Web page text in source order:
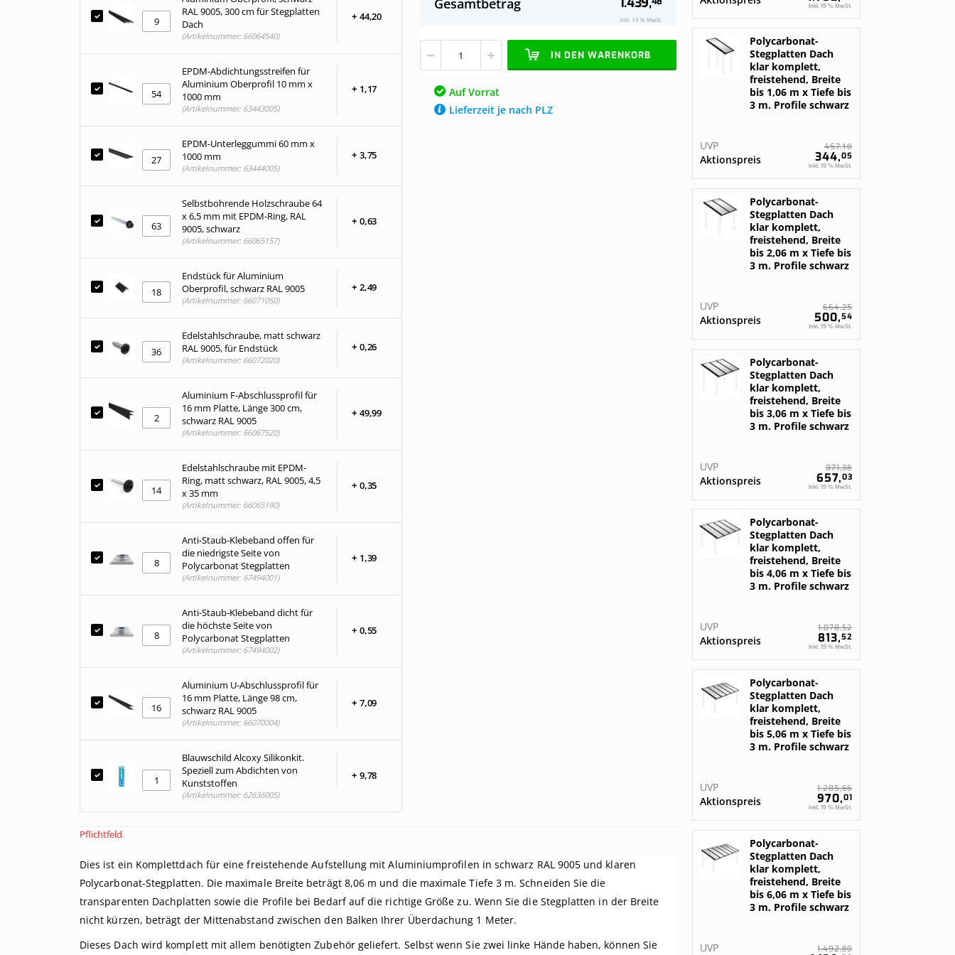
RAL 9005, 300 cm für Stegplatten
Dach
+ 44,20
(Artikelnummer: 66064540)
EPDM-Abdichtungsstreifen für
Aluminium Oberprofil 10 mm x
1000 mm
+ 1,17
(Artikelnummer: 63443005)
EPDM-Unterleggummi 60 mm x
1000 mm
+ 3,75
(Artikelnummer: 63444005)
Selbstbohrende Holzschraube 64
x 6,5 mm mit EPDM-Ring, RAL
9005, schwarz
+ 0,63
(Artikelnummer: 66065157)
Endstück für Aluminium
Oberprofil, schwarz RAL 9005
+ 2,49
(Artikelnummer: 66071050)
Edelstahlschraube, matt schwarz
RAL 9005, für Endstück
+ 0,26
(Artikelnummer: 66072020)
Aluminium F-Abschlussprofil für
16 mm Platte, Länge 300 cm,
schwarz RAL 9005
+ 49,99
(Artikelnummer: 66067520)
Edelstahlschraube mit EPDM-
Ring, matt schwarz, RAL 9005, 4,5
x 35 mm
+ 0,35
(Artikelnummer: 66065190)
Anti-Staub-Klebeband offen für
die niedrigste Seite von
Polycarbonat Stegplatten
+ 1,39
(Artikelnummer: 67494001)
Anti-Staub-Klebeband dicht für
die höchste Seite von
Polycarbonat Stegplatten
+ 0,55
(Artikelnummer: 67494002)
Aluminium U-Abschlussprofil für
16 mm Platte, Länge 98 cm,
schwarz RAL 9005
+ 7,09
(Artikelnummer: 66070004)
Blauwschild Alcoxy Silikonkit.
Speziell zum Abdichten von
Kunststoffen
+ 9,78
(Artikelnummer: 62636005)
Pflichtfeld
Stegplatten
freistehend,
Breite
bis
8,06
m
Vorrat
Gesamtbetrag
Inkl. 19 % MwSt.
IN DEN WARENKORB
Auf Vorrat
Lieferzeit je nach PLZ
Dies ist ein Komplettdach für eine freistehende Aufstellung mit Aluminiumprofilen in schwarz RAL 9005 und klaren
Polycarbonat-Stegplatten. Die maximale Breite beträgt 8,06 m und die maximale Tiefe 3 m. Schneiden Sie die
transparenten Dachplatten sowie die Profile bei Bedarf auf die richtige Größe zu. Wenn Sie die Stegplatten in der Breite
nicht kürzen, beträgt der Mittenabstand zwischen den Balken Ihrer Überdachung 1 Meter.
Dieses Dach wird komplett mit allem benötigten Zubehör geliefert. Selbst wenn Sie zwei linke Hände haben, können Sie
Inkl. 19 % MwSt.
Polycarbonat-
Stegplatten Dach
klar komplett,
freistehend, Breite
bis 1,06 m x Tiefe bis
3 m. Profile schwarz
Aktionspreis 344,05
UVP 457,10
Inkl. 19 % MwSt.
Polycarbonat-
Stegplatten Dach
klar komplett,
freistehend, Breite
bis 2,06 m x Tiefe bis
3 m. Profile schwarz
Aktionspreis 500,54
UVP 664,25
Inkl. 19 % MwSt.
Polycarbonat-
Stegplatten Dach
klar komplett,
freistehend, Breite
bis 3,06 m x Tiefe bis
3 m. Profile schwarz
Aktionspreis 657,03
UVP 871,38
Inkl. 19 % MwSt.
Polycarbonat-
Stegplatten Dach
klar komplett,
freistehend, Breite
bis 4,06 m x Tiefe bis
3 m. Profile schwarz
Aktionspreis 813,52
UVP 1.078,52
Inkl. 19 % MwSt.
Polycarbonat-
Stegplatten Dach
klar komplett,
freistehend, Breite
bis 5,06 m x Tiefe bis
3 m. Profile schwarz
Aktionspreis 970,01
UVP 1.285,66
Inkl. 19 % MwSt.
Polycarbonat-
Stegplatten Dach
klar komplett,
freistehend, Breite
bis 6,06 m x Tiefe bis
3 m. Profile schwarz
UVP 1.492,80